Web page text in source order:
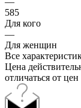
585
Для кого
—
Для женщин
Все
Цена
отличаться от